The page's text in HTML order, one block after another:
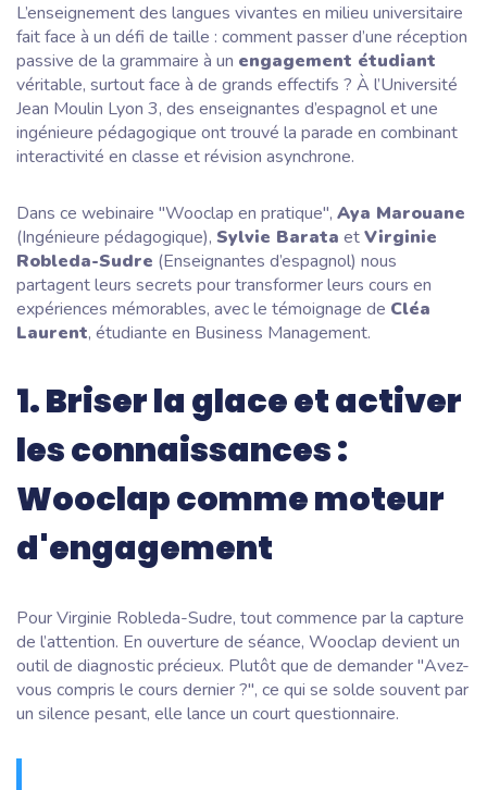
L’enseignement des langues vivantes en milieu universitaire
fait face à un défi de taille : comment passer d’une réception
passive de la grammaire à un engagement étudiant
véritable, surtout face à de grands effectifs ? À l’Université
Jean Moulin Lyon 3, des enseignantes d’espagnol et une
ingénieure pédagogique ont trouvé la parade en combinant
interactivité en classe et révision asynchrone.
Dans ce webinaire "Wooclap en pratique", Aya Marouane
(Ingénieure pédagogique), Sylvie Barata etVirginie
Robleda-Sudre (Enseignantes d’espagnol) nous
partagent leurs secrets pour transformer leurs cours en
expériences mémorables, avec le témoignage de Cléa
Laurent, étudiante en Business Management.
1. Briser la glace et activer
les connaissances :
Wooclap comme moteur
d'engagement
Pour Virginie Robleda-Sudre, tout commence par la capture
de l’attention. En ouverture de séance, Wooclap devient un
outil de diagnostic précieux. Plutôt que de demander "Avez-
vous compris le cours dernier ?", ce qui se solde souvent par
un silence pesant, elle lance un court questionnaire.